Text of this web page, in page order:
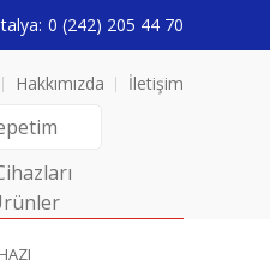
0 (242) 205 44 70
Hakkımızda İletişim